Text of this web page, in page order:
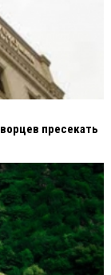
пресекать